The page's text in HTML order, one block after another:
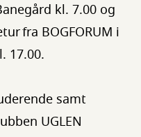
kl. 7.00 og
fra BOGFORUM i
17.00.
samt
UGLEN